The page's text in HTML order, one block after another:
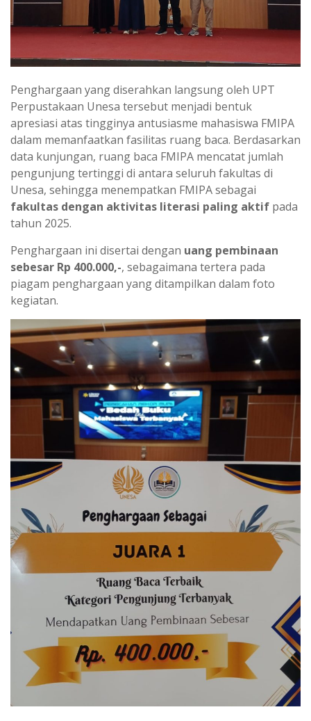
Penghargaan yang diserahkan langsung oleh UPT
Perpustakaan Unesa tersebut menjadi bentuk
apresiasi atas tingginya antusiasme mahasiswa FMIPA
dalam memanfaatkan fasilitas ruang baca. Berdasarkan
data kunjungan, ruang baca FMIPA mencatat jumlah
pengunjung tertinggi di antara seluruh fakultas di
Unesa, sehingga menempatkan FMIPA sebagai
fakultas dengan aktivitas literasi paling aktif pada
tahun 2025.
Penghargaan ini disertai dengan uang pembinaan
sebesar Rp 400.000,-, sebagaimana tertera pada
piagam penghargaan yang ditampilkan dalam foto
kegiatan.